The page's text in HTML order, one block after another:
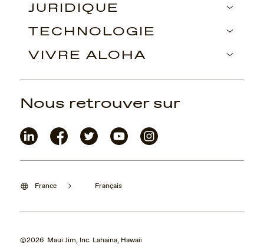
JURIDIQUE
TECHNOLOGIE
VIVRE ALOHA
France Français
©2026 Maui Jim, Inc. Lahaina, Hawaii
Nous retrouver sur